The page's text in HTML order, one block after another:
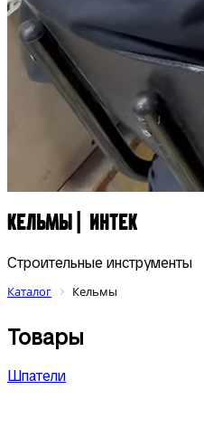
Кельмы | ИНТЕК
Строительные инструменты
Каталог
Кельмы
Товары
Шпатели